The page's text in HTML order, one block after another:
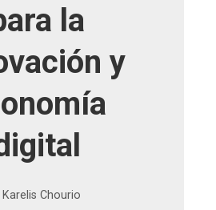
la
y
Karelis Chourio